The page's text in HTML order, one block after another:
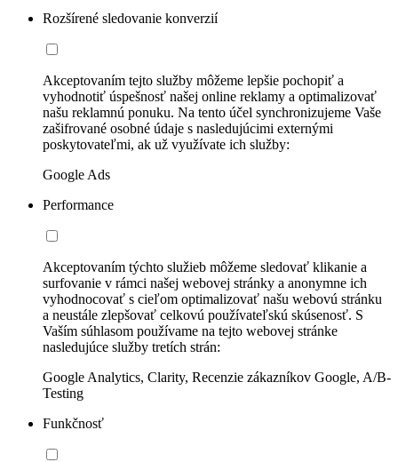
Rozšírené sledovanie konverzií
Akceptovaním tejto služby môžeme lepšie pochopiť a
vyhodnotiť úspešnosť našej online reklamy a optimalizovať
našu reklamnú ponuku. Na tento účel synchronizujeme Vaše
zašifrované osobné údaje s nasledujúcimi externými
poskytovateľmi, ak už využívate ich služby:
Google Ads
Performance
Akceptovaním týchto služieb môžeme sledovať klikanie a
surfovanie v rámci našej webovej stránky a anonymne ich
vyhodnocovať s cieľom optimalizovať našu webovú stránku
a neustále zlepšovať celkovú používateľskú skúsenosť. S
Vaším súhlasom používame na tejto webovej stránke
nasledujúce služby tretích strán:
Google Analytics, Clarity, Recenzie zákazníkov Google, A/B-
Testing
Funkčnosť